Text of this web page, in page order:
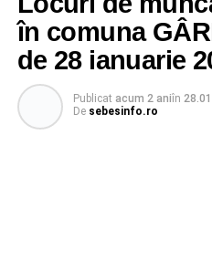
în comuna
de 28 ianuarie
Publicat acum 2 aniîn
De sebesinfo.ro